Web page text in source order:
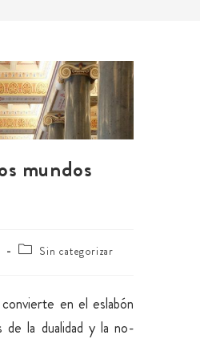
mundos
Sin categorizar
en el eslabón
de la dualidad y la no-